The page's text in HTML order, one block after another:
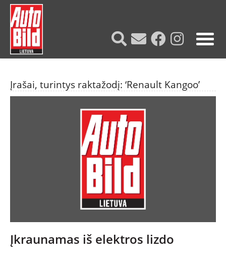
NAUJIENOS
TESTAI
NAUJI
NAUDOTI
REPORTAŽAI
SPORTAS
Įrašai, turintys raktažodį: ‘Renault Kangoo’
Įkraunamas iš elektros lizdo